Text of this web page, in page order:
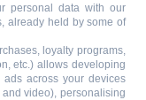
légales que les
par un calendrier
scolaire ou avant
temporaires
personal data with our
already held by some of
loyalty programs,
etc.) allows developing
across your devices
video), personalising